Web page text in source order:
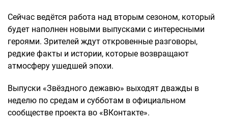
Сейчас ведётся работа над вторым сезоном, который
будет наполнен новыми выпусками с интересными
героями. Зрителей ждут откровенные разговоры,
редкие факты и истории, которые возвращают
атмосферу ушедшей эпохи.
Выпуски «Звёздного дежавю» выходят дважды в
неделю по средам и субботам в официальном
сообществе проекта во «ВКонтакте».